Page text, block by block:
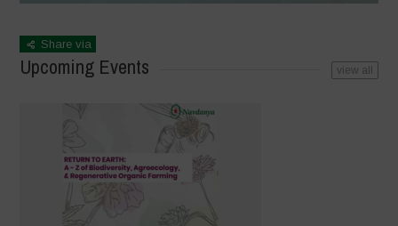
Share via
Upcoming Events view all